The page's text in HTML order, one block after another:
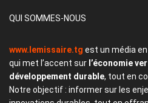
QUI SOMMES-NOUS
www.lemissaire.tg est un média
qui met l’accent sur l’économie
développement durable, tout en
Notre objectif : informer sur les